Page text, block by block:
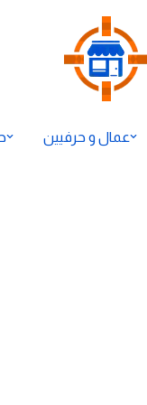
عمال و حرفيين